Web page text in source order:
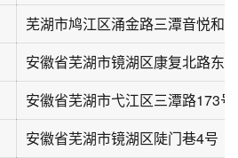
芜湖市鸠江区涌金路三潭音悦和
安徽省芜湖市镜湖区康复北路东
安徽省芜湖市弋江区三潭路173号
安徽省芜湖市镜湖区陡门巷4号